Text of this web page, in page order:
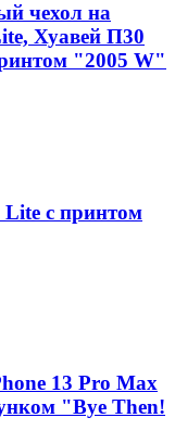
чехол на
Хуавей П30
"2005 W"
с принтом
13 Pro Max
"Bye Then!